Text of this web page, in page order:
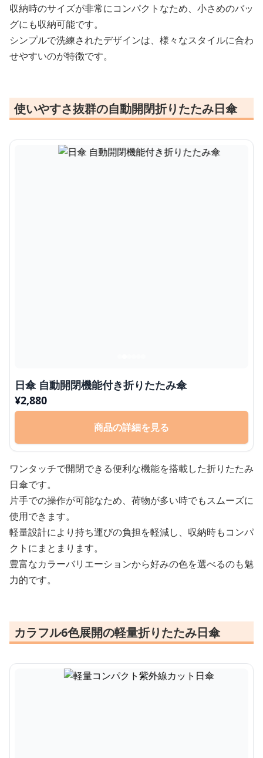
収納時のサイズが非常にコンパクトなため、小さめのバッ
グにも収納可能です。
シンプルで洗練されたデザインは、様々なスタイルに合わ
せやすいのが特徴です。
使いやすさ抜群の自動開閉折りたたみ日傘
日傘 自動開閉機能付き折りたたみ傘
¥2,880
商品の詳細を見る
ワンタッチで開閉できる便利な機能を搭載した折りたたみ
日傘です。
片手での操作が可能なため、荷物が多い時でもスムーズに
使用できます。
軽量設計により持ち運びの負担を軽減し、収納時もコンパ
クトにまとまります。
豊富なカラーバリエーションから好みの色を選べるのも魅
力的です。
カラフル6色展開の軽量折りたたみ日傘